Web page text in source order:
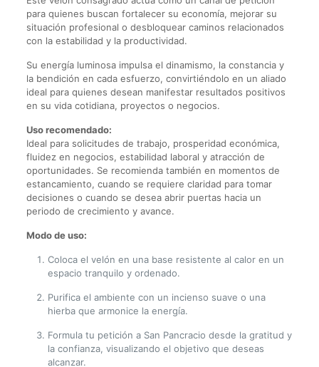
para quienes buscan fortalecer su economía, mejorar su
situación profesional o desbloquear caminos relacionados
con la estabilidad y la productividad.
Su energía luminosa impulsa el dinamismo, la constancia y
la bendición en cada esfuerzo, convirtiéndolo en un aliado
ideal para quienes desean manifestar resultados positivos
en su vida cotidiana, proyectos o negocios.
Uso recomendado:
Ideal para solicitudes de trabajo, prosperidad económica,
fluidez en negocios, estabilidad laboral y atracción de
oportunidades. Se recomienda también en momentos de
estancamiento, cuando se requiere claridad para tomar
decisiones o cuando se desea abrir puertas hacia un
periodo de crecimiento y avance.
Modo de uso:
Coloca el velón en una base resistente al calor en un
espacio tranquilo y ordenado.
Purifica el ambiente con un incienso suave o una
hierba que armonice la energía.
Formula tu petición a San Pancracio desde la gratitud y
la confianza, visualizando el objetivo que deseas
alcanzar.